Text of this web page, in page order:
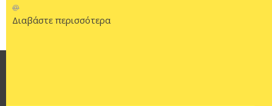
@
Διαβάστε περισσότερα